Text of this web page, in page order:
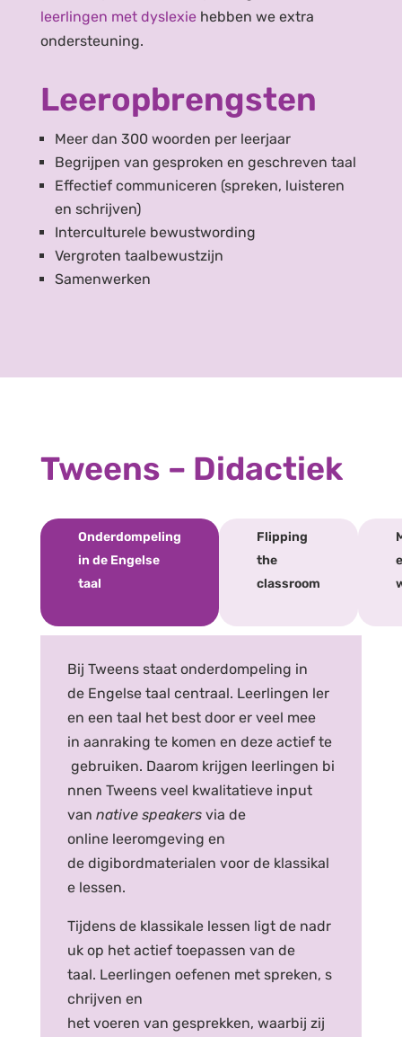
leerlingen met dyslexiehebben we extra
ondersteuning.
Leeropbrengsten
Meer dan 300 woorden per leerjaar
Begrijpen van gesproken en geschreven taal
Effectief communiceren (spreken, luisteren
en schrijven)
Interculturele bewustwording
Vergroten taalbewustzijn
Samenwerken
Tweens – Didactiek
Onderdompeling
in de Engelse
taal
Flipping
the
classroom
Bij Tweens staat onderdompeling in
de Engelse taal centraal. Leerlingen ler
en een taal het best door er veel mee
in aanraking te komen en deze actief te
gebruiken. Daarom krijgen leerlingen bi
nnen Tweens veel kwalitatieve input
van native speakersvia de
online leeromgeving en
de digibordmaterialen voor de klassikal
e lessen.
Tijdens de klassikale lessen ligt de nadr
uk op het actief toepassen van de
taal. Leerlingen oefenen met spreken, s
chrijven en
het voeren van gesprekken, waarbij zij